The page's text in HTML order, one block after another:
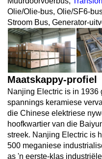
Olie/Olie-bus, Olie/SF6-
Stroom Bus, Generator-
Maatskappy-profiel
Nanjing Electric is in 1936
spannings keramiese
die Chinese elektriese
hoofkwartier van die
streek. Nanjing Electric is
500 meganiese
as 'n eerste-klas